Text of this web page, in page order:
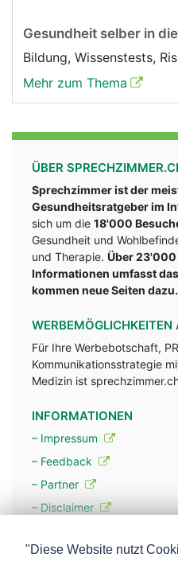
Gesundheit selber in
Bildung, Wissenstests,
Mehr zum Thema
ÜBER
Sprechzimmer ist der
Gesundheitsratgeber im
sich um die 18'000
Gesundheit und
und Therapie. Über
Informationen umfasst
kommen neue Seiten dazu.
Für Ihre Werbebotschaft,
Kommunikationsstrategie
Medizin ist
INFORMATIONEN
– Impressum
– Feedback
– Partner
– Disclaimer
"Diese Website nutzt